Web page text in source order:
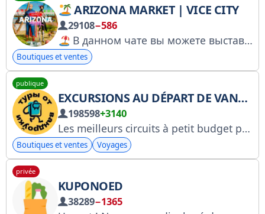
ARIZONA MARKET | VICE CITY
29108−586
В данном чате вы можете выставлять объявления о продаже\покупке своих игровых предметов с Vice City Вопросы по ban\mute → @pln4lcs Запрещено:
Boutiques et ventes
publique
EXCURSIONS AU DÉPART DE VANDROUKI
198598+3140
Les meilleurs circuits à petit budget proposés par les créateurs du légendaire Vandrouki. Publicité/collaboration : admin@vandrouki.ru @vandrouki_ad. Inscription RKN : https://vk.cc/cHF7Ob
Boutiques et ventes Voyages
privée
KUPONOED
38289−1365